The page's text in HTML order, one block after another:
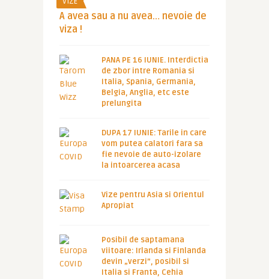
A avea sau a nu avea… nevoie de
viza !
PANA PE 16 IUNIE. Interdictia
de zbor intre Romania si
Italia, Spania, Germania,
Belgia, Anglia, etc este
prelungita
DUPA 17 IUNIE: Tarile in care
vom putea calatori fara sa
fie nevoie de auto-izolare
la intoarcerea acasa
Vize pentru Asia si Orientul
Apropiat
Posibil de saptamana
viitoare: Irlanda si Finlanda
devin „verzi”, posibil si
Italia si Franta, Cehia